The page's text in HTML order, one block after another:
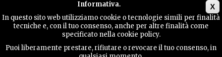
X
Informativa.
In questo sito web utilizziamo cookie o tecnologie simili per finalità
tecniche e, con il tuo consenso, anche per altre finalità come
specificato nella cookie policy.
Puoi liberamente prestare, rifiutare o revocare il tuo consenso, in
MANIFESTAZIONI